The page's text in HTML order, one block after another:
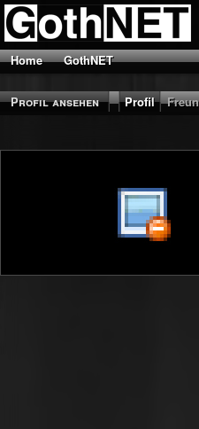
Home GothNET
Profil ansehen Profil